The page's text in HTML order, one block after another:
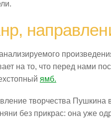
на то, что перед нами
ямб.
творчества Пушкина
без прикрас: она уже